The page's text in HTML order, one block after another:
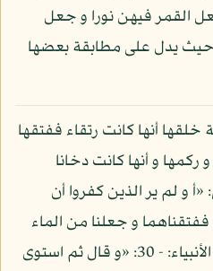
القمر فيهن نورا و جعل
الشمس سراجا:» نوح: - 16 حيث يدل على مطابقة بعضها
أنها كانت رتقاء ففتقها
و أنها كانت دخانا
و لم ير الذين كفروا أن
ففتقناهما و جعلنا من الماء
كل شيء حي أ فلا يؤمنون:» الأنبياء: - 30: «و قال ثم استوى